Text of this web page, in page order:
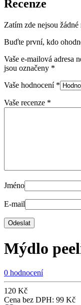
Recenze
Zatím zde nejsou žádné
Buďte první, kdo
Vaše e-mailová adresa
jsou označeny *
Vaše hodnocení *
Vaše recenze *
Jméno
E-mail
Mýdlo
0 hodnocení
120 Kč
Cena bez DPH: 99 Kč